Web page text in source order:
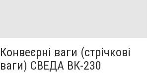
Конвеєрні ваги (стрічкові
ваги) СВЕДА ВК-230